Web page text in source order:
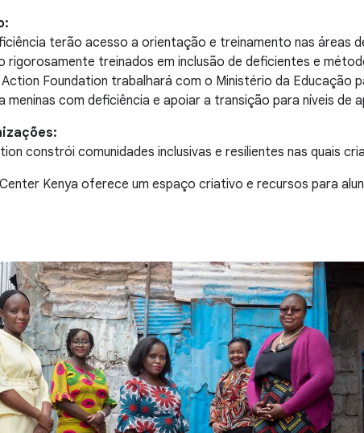
terão acesso a orientação e treinamento nas áreas
rigorosamente treinados em inclusão de deficientes e
Foundation trabalhará com o Ministério da Educação
meninas com deficiência e apoiar a transição para níveis de
constrói comunidades inclusivas e resilientes nas quais
Kenya oferece um espaço criativo e recursos para